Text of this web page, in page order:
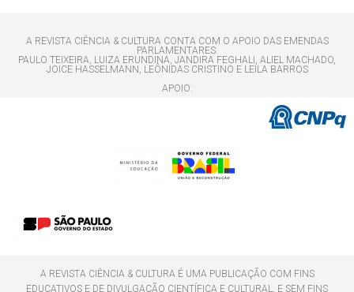
A REVISTA CIÊNCIA & CULTURA CONTA COM O APOIO DAS EMENDAS
PARLAMENTARES:
PAULO TEIXEIRA, LUIZA ERUNDINA, JANDIRA FEGHALI, ALIEL MACHADO,
JOICE HASSELMANN, LEÔNIDAS CRISTINO E LEILA BARROS
APOIO:
A REVISTA CIÊNCIA & CULTURA É UMA PUBLICAÇÃO COM FINS
EDUCATIVOS E DE DIVULGAÇÃO CIENTÍFICA E CULTURAL, E SEM FINS